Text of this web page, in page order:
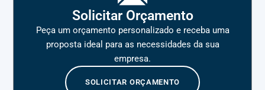
Solicitar Orçamento
Peça um orçamento personalizado e receba uma
proposta ideal para as necessidades da sua
empresa.
SOLICITAR ORÇAMENTO